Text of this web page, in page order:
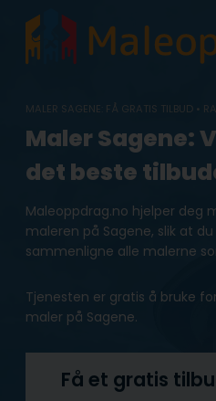
content
MALER SAGENE: FÅ GRATIS TILBUD •
Maler Sagene:
det beste
Maleoppdrag.no hjelper deg
maleren på Sagene, slik at
sammenligne alle malerne
Tjenesten er gratis å bruke
maler på Sagene.
Få et gratis